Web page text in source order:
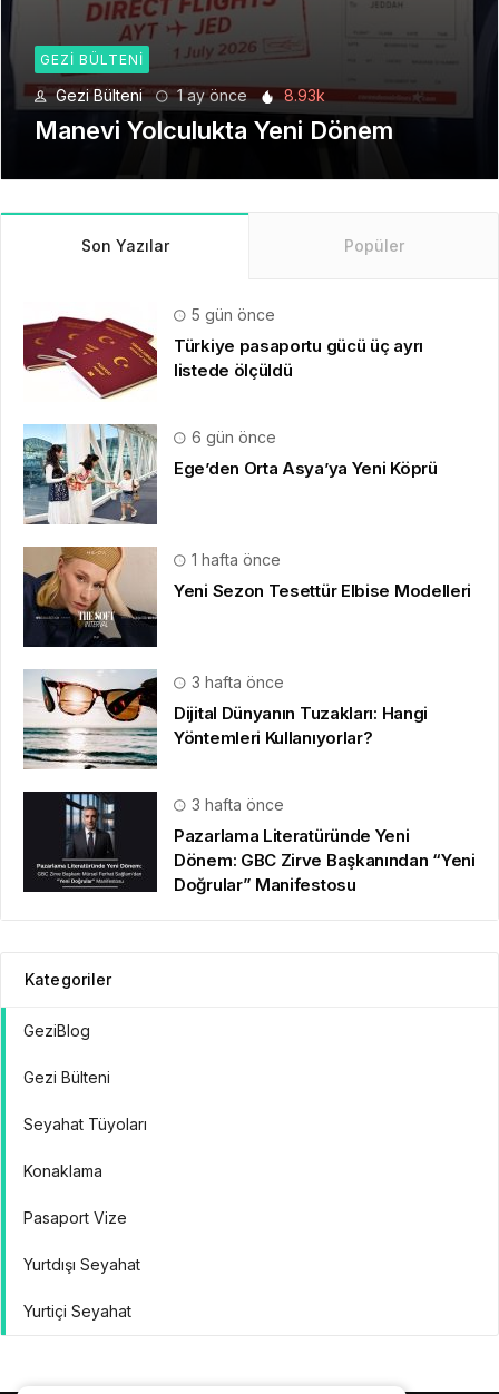
GEZI BÜLTENI
Gezi Bülteni 1 ay önce 8.93k
Manevi Yolculukta Yeni Dönem
Son Yazılar Popüler
5 gün önce
Türkiye pasaportu gücü üç ayrı
listede ölçüldü
6 gün önce
Ege’den Orta Asya’ya Yeni Köprü
1 hafta önce
Yeni Sezon Tesettür Elbise Modelleri
3 hafta önce
Dijital Dünyanın Tuzakları: Hangi
Yöntemleri Kullanıyorlar?
3 hafta önce
Pazarlama Literatüründe Yeni
Dönem: GBC Zirve Başkanından “Yeni
Doğrular” Manifestosu
Kategoriler
GeziBlog
Gezi Bülteni
Seyahat Tüyoları
Konaklama
Pasaport Vize
Yurtdışı Seyahat
Yurtiçi Seyahat